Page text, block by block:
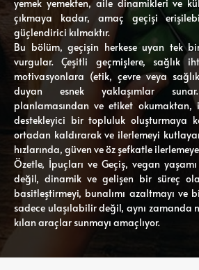
yemek yemekten, aile dinamikleri ve
çıkmaya kadar, amaç geçişi
güçlendirici kılmaktır.
Bu bölüm, geçişin herkese uyan tek bir
vurgular. Çeşitli geçmişlere, sağlık
motivasyonlara (etik, çevre veya
duyan esnek yaklaşımlar
planlamasından ve etiket okumaktan,
destekleyici bir topluluk oluşturmaya
ortadan kaldırarak ve ilerlemeyi
hızlarında, güven ve öz şefkatle
Özetle, İpuçları ve Geçiş, vegan
değil, dinamik ve gelişen bir süreç
basitleştirmeyi, bunalımı azaltmayı ve
sadece ulaşılabilir değil, aynı zamanda
kılan araçlar sunmayı amaçlıyor.